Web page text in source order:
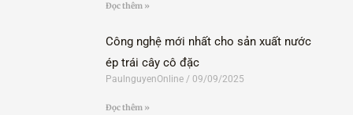
Đọc thêm »
Công nghệ mới nhất cho sản xuất nước
ép trái cây cô đặc
PaulnguyenOnline 09/09/2025
Đọc thêm »